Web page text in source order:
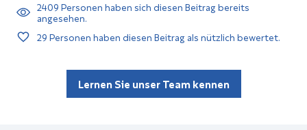
2409Personen haben sich diesen Beitrag bereits
angesehen.
29Personen haben diesen Beitrag als nützlich bewertet.
Lernen Sie unser Team kennen